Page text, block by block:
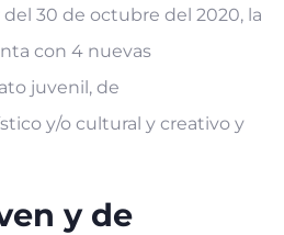
30 de octubre del 2020, la
con 4 nuevas
juvenil, de
y/o cultural y creativo y
y de